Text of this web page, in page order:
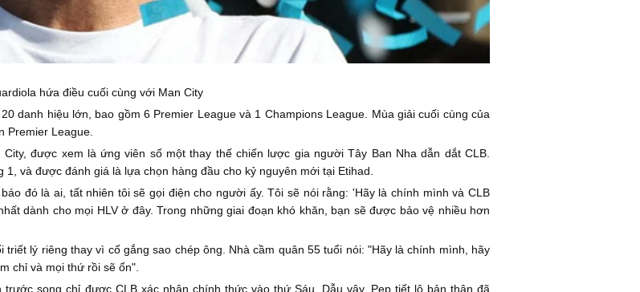
hứa điều cuối cùng với Man City
danh hiệu lớn, bao gồm 6 Premier League và 1 Champions League. Mùa giải cuối cùng của
Premier League.
được xem là ứng viên số một thay thế chiến lược gia người Tây Ban Nha dẫn dắt CLB.
và được đánh giá là lựa chọn hàng đầu cho kỷ nguyên mới tại Etihad.
đó là ai, tất nhiên tôi sẽ gọi điện cho người ấy. Tôi sẽ nói rằng: 'Hãy là chính mình và CLB
dành cho mọi HLV ở đây. Trong những giai đoạn khó khăn, bạn sẽ được bảo vệ nhiều hơn
lý riêng thay vì cố gắng sao chép ông. Nhà cầm quân 55 tuổi nói: "Hãy là chính mình, hãy
chỉ và mọi thứ rồi sẽ ổn".
song chỉ được CLB xác nhận chính thức vào thứ Sáu. Dẫu vậy, Pep tiết lộ bản thân đã